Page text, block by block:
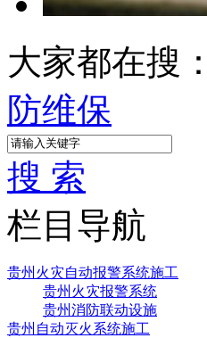
大家都在搜：
防维保
搜 索
栏目导航
贵州火灾自动报警系统施工
贵州火灾报警系统
贵州消防联动设施
贵州自动灭火系统施工